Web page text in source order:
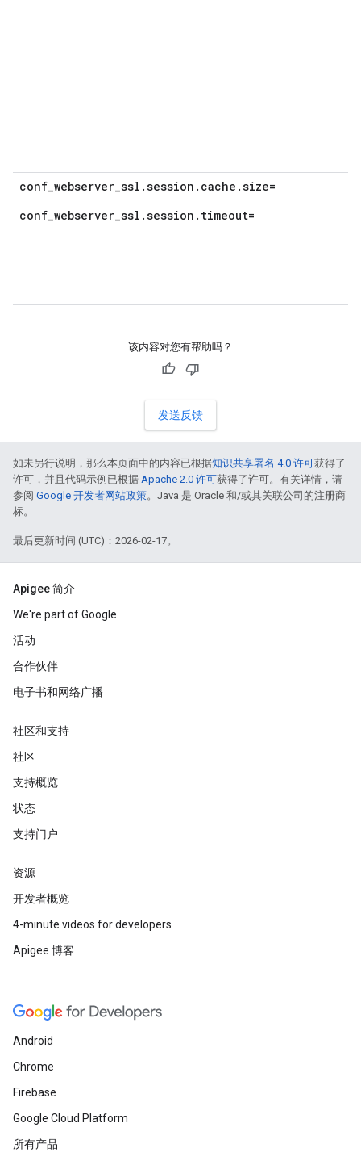
conf_webserver_ssl.session.cache.size=
conf_webserver_ssl.session.timeout=
该内容对您有帮助吗？
发送反馈
如未另行说明，那么本页面中的内容已根据知识共享署名 4.0 许可获得了
许可，并且代码示例已根据 Apache 2.0 许可获得了许可。有关详情，请
参阅 Google 开发者网站政策。Java 是 Oracle 和/或其关联公司的注册商
标。
最后更新时间 (UTC)：2026-02-17。
Apigee 简介
We're part of Google
活动
合作伙伴
电子书和网络广播
社区和支持
社区
支持概览
状态
支持门户
资源
开发者概览
4-minute videos for developers
Apigee 博客
Android
Chrome
Firebase
Google Cloud Platform
所有产品